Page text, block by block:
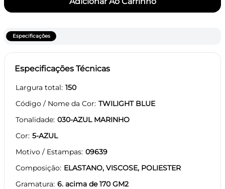
Especificações
Especificações Técnicas
Largura total 150
Código / Nome da Cor TWILIGHT BLUE
Tonalidade 030-AZUL MARINHO
Cor 5-AZUL
Motivo / Estampas 09639
Composição ELASTANO, VISCOSE, POLIESTER
Gramatura 6. acima de 170 GM2